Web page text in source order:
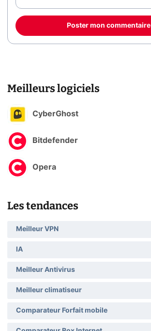
Poster mon commentaire
Meilleurs logiciels
CyberGhost
Bitdefender
Opera
Les tendances
Meilleur VPN
IA
Meilleur Antivirus
Meilleur climatiseur
Comparateur Forfait mobile